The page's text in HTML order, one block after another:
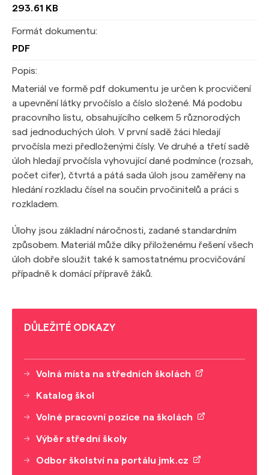
293.61 KB
Formát dokumentu:
PDF
Popis:
Materiál ve formě pdf dokumentu je určen k procvičení
a upevnění látky prvočíslo a číslo složené. Má podobu
pracovního listu, obsahujícího celkem 5 různorodých
sad jednoduchých úloh. V první sadě žáci hledají
prvočísla mezi předloženými čísly. Ve druhé a třetí sadě
úloh hledají prvočísla vyhovující dané podmínce (rozsah,
počet cifer), čtvrtá a pátá sada úloh jsou zaměřeny na
hledání rozkladu čísel na součin prvočinitelů a práci s
rozkladem.
Úlohy jsou základní náročnosti, zadané standardním
způsobem. Materiál může díky přiloženému řešení všech
úloh dobře sloužit také k samostatnému procvičování
případně k domácí přípravě žáků.
DŮLEŽITÉ ODKAZY
Volná místa na středních školách
Katalog škol
Volné pracovní pozice na školách
Výběr střední školy
Odbor školství na portálu jmk.cz